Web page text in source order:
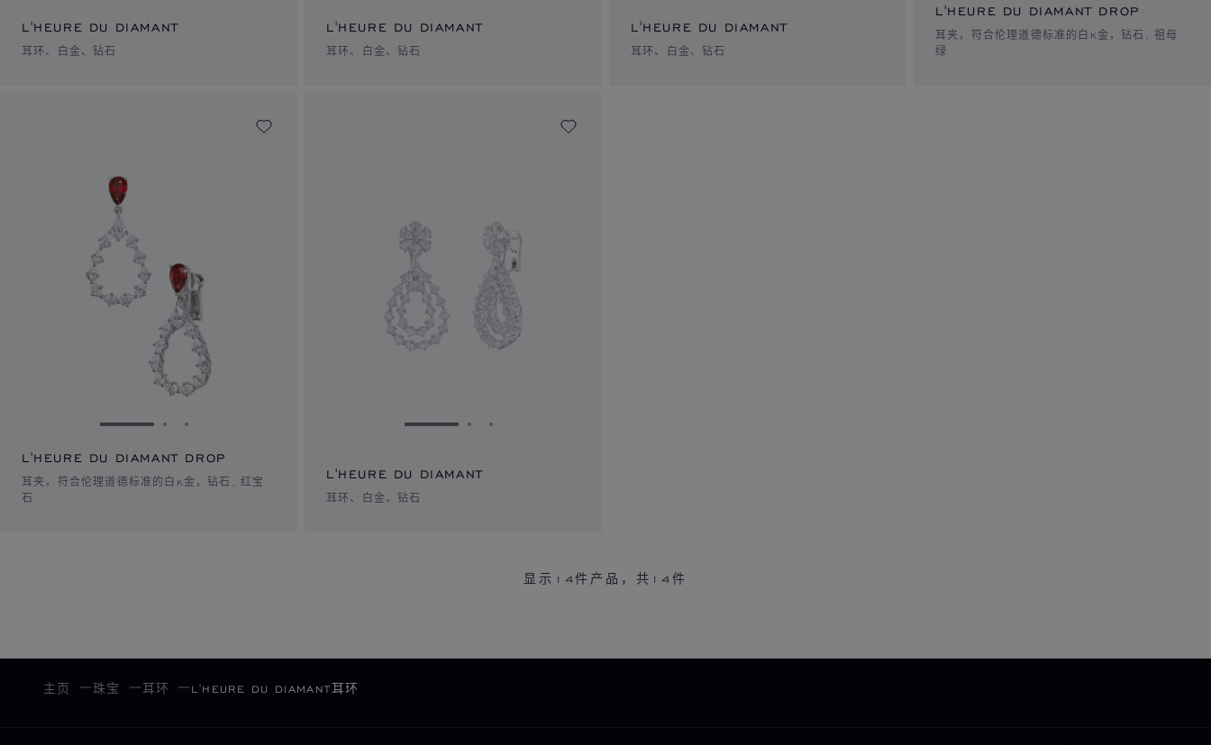
L'HEURE DU DIAMANT
耳环、白金、钻石
L'HEURE DU DIAMANT
耳环、白金、钻石
L'HEURE DU DIAMANT
耳环、白金、钻石
L'HEURE DU DIAMANT DROP
耳夹，符合伦理道德标准的白K金，钻石, 祖母
绿
转到幻灯片 1转到幻灯片 2
转到幻灯片 3
L'HEURE DU DIAMANT DROP
耳夹，符合伦理道德标准的白K金，钻石, 红宝
石
转到幻灯片 1转到幻灯片 2
转到幻灯片 3
L'HEURE DU DIAMANT
耳环、白金、钻石
显示 14件产品，共14件
主页 珠宝 耳环 L'HEURE DU DIAMANT耳环